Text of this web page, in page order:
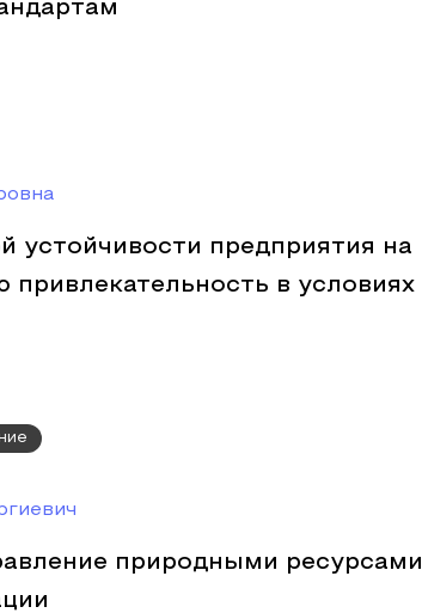
устойчивости предприятия на
привлекательность в условиях
природными ресурсами